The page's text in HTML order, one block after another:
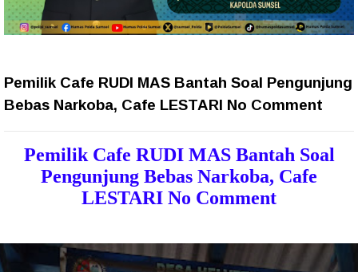
Pemilik Cafe RUDI MAS Bantah Soal Pengunjung
Bebas Narkoba, Cafe LESTARI No Comment
Pemilik Cafe RUDI MAS Bantah Soal
Pengunjung Bebas Narkoba, Cafe
LESTARI No Comment